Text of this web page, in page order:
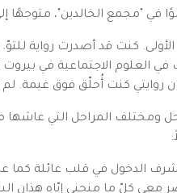
"مجمع الخالدين"، متوجهًا
كنت قد أصدرت رواية
العلوم الاجتماعية في
روايتي كنت أُحلّق فوق غيمة.
ومختلف المراحل التي
الدخول في قلب عائلة كما
معي كلّ ما منحني إيّاه هذان